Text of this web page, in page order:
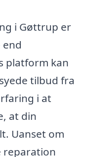
i Gøttrup er
platform kan
tilbud fra
i at
at din
Uanset om
reparation